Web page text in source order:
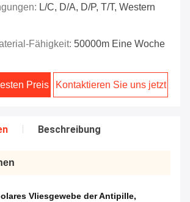
L/C, D/A, D/P, T/T, Western
Fähigkeit: 50000m Eine Woche
Preis Kontaktieren Sie uns jetzt
Beschreibung
Vliesgewebe der Antipille,